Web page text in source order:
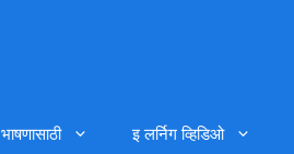
भाषणासाठी इ लर्निग व्हिडिओ